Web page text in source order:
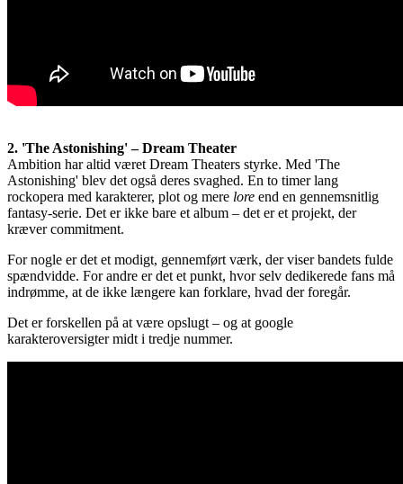
2. 'The Astonishing' – Dream Theater
Ambition har altid været Dream Theaters styrke. Med 'The
Astonishing' blev det også deres svaghed. En to timer lang
rockopera med karakterer, plot og mere lore end en gennemsnitlig
fantasy-serie. Det er ikke bare et album – det er et projekt, der
kræver commitment.
For nogle er det et modigt, gennemført værk, der viser bandets fulde
spændvidde. For andre er det et punkt, hvor selv dedikerede fans må
indrømme, at de ikke længere kan forklare, hvad der foregår.
Det er forskellen på at være opslugt – og at google
karakteroversigter midt i tredje nummer.